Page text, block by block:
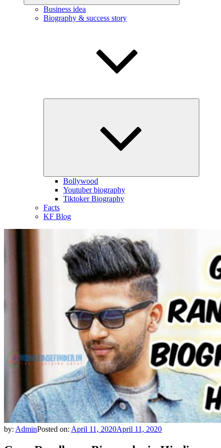
Business idea
Biography & success story
Bollywood
Youtuber biography
Tiktoker Biography
Facts
KF Blog
by: AdminPosted on: April 11, 2020April 11, 2020